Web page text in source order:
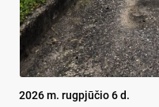
2026 m. rugpjūčio 6 d.